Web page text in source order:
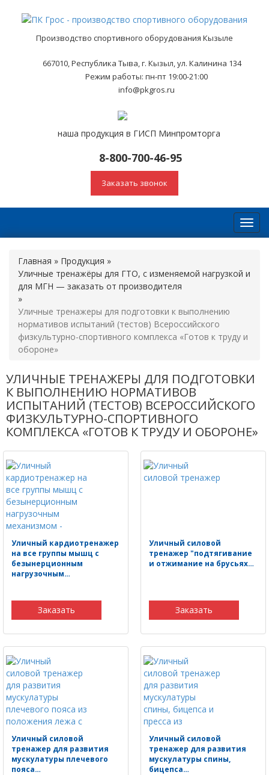
Производство спортивного оборудования Кызыле
667010, Республика Тыва, г. Кызыл, ул. Калинина 134
Режим работы: пн-пт 19:00-21:00
info@pkgros.ru
наша продукция в ГИСП Минпромторга
8-800-700-46-95
Заказать звонок
Главная » Продукция »
Уличные тренажёры для ГТО, с изменяемой нагрузкой и
для МГН — заказать от производителя
»
Уличные тренажеры для подготовки к выполнению
нормативов испытаний (тестов) Всероссийского
физкультурно-спортивного комплекса «Готов к труду и
обороне»
УЛИЧНЫЕ ТРЕНАЖЕРЫ ДЛЯ ПОДГОТОВКИ
К ВЫПОЛНЕНИЮ НОРМАТИВОВ
ИСПЫТАНИЙ (ТЕСТОВ) ВСЕРОССИЙСКОГО
ФИЗКУЛЬТУРНО-СПОРТИВНОГО
КОМПЛЕКСА «ГОТОВ К ТРУДУ И ОБОРОНЕ»
Уличный кардиотренажер
на все группы мышц с
безынерционным
нагрузочным…
Заказать
Уличный силовой
тренажер "подтягивание
и отжимание на брусьях…
Заказать
Уличный силовой
тренажер для развития
мускулатуры плечевого
пояса…
Уличный силовой
тренажер для развития
мускулатуры спины,
бицепса…